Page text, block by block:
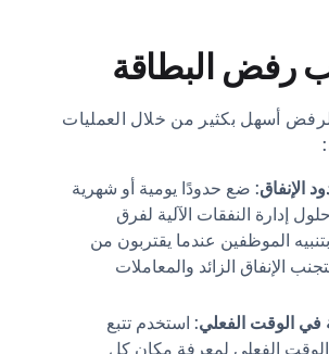
رفض البطاقة
أسهل بكثير من خلال العمليات
الإنفاق: ضع حدودًا يومية أو شهرية
إدارة النفقات الآلية لفرق
الموظفين عندما يقتربون من
الإنفاق الزائد والمعاملات
في الوقت الفعلي: استخدم تتبع
الوقت الفعلي لمعرفة مكان كل